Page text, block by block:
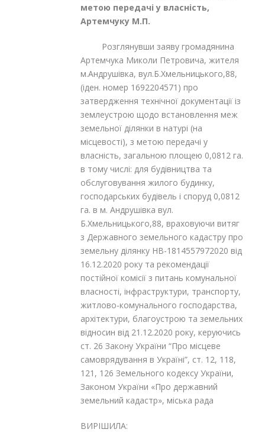
метою передачі у власність,
Артемчуку М.П.
Розглянувши заяву громадянина
Артемчука Миколи Петровича, жителя
м.Андрушівка, вул.Б.Хмельницького,88,
(іден. номер 1692204571) про
затвердження технічної документації із
землеустрою щодо встановлення меж
земельної ділянки в натурі (на
місцевості), з метою передачі у
власність, загальною площею 0,0812 га.
в тому числі: для будівництва та
обслуговування жилого будинку,
господарських будівель і споруд 0,0812
га. в м. Андрушівка вул.
Б.Хмельницького,88, враховуючи витяг
з Державного земельного кадастру про
земельну ділянку НВ-1814557972020 від
16.12.2020 року та рекомендації
постійної комісії з питань комунальної
власності, інфраструктури, транспорту,
житлово-комунального господарства,
архітектури, благоустрою та земельних
відносин від 21.12.2020 року, керуючись
ст. 26 Закону України “Про місцеве
самоврядування в Україні”, ст. 12, 118,
121, 126 Земельного кодексу України,
Законом України «Про державний
земельний кадастр», міська рада
ВИРІШИЛА: